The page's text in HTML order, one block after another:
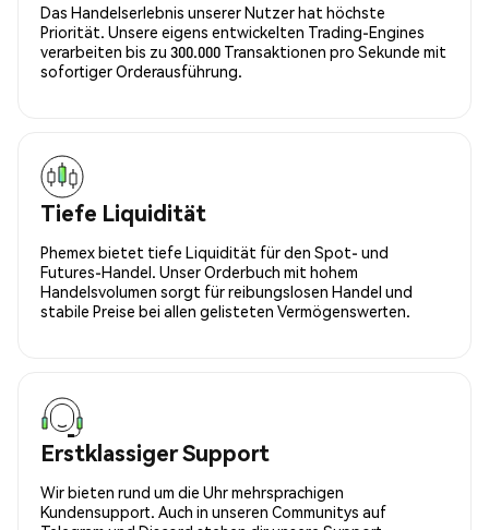
Das Handelserlebnis unserer Nutzer hat höchste
Priorität. Unsere eigens entwickelten Trading-Engines
verarbeiten bis zu 300.000 Transaktionen pro Sekunde mit
sofortiger Orderausführung.
Tiefe Liquidität
Phemex bietet tiefe Liquidität für den Spot- und
Futures-Handel. Unser Orderbuch mit hohem
Handelsvolumen sorgt für reibungslosen Handel und
stabile Preise bei allen gelisteten Vermögenswerten.
Erstklassiger Support
Wir bieten rund um die Uhr mehrsprachigen
Kundensupport. Auch in unseren Communitys auf